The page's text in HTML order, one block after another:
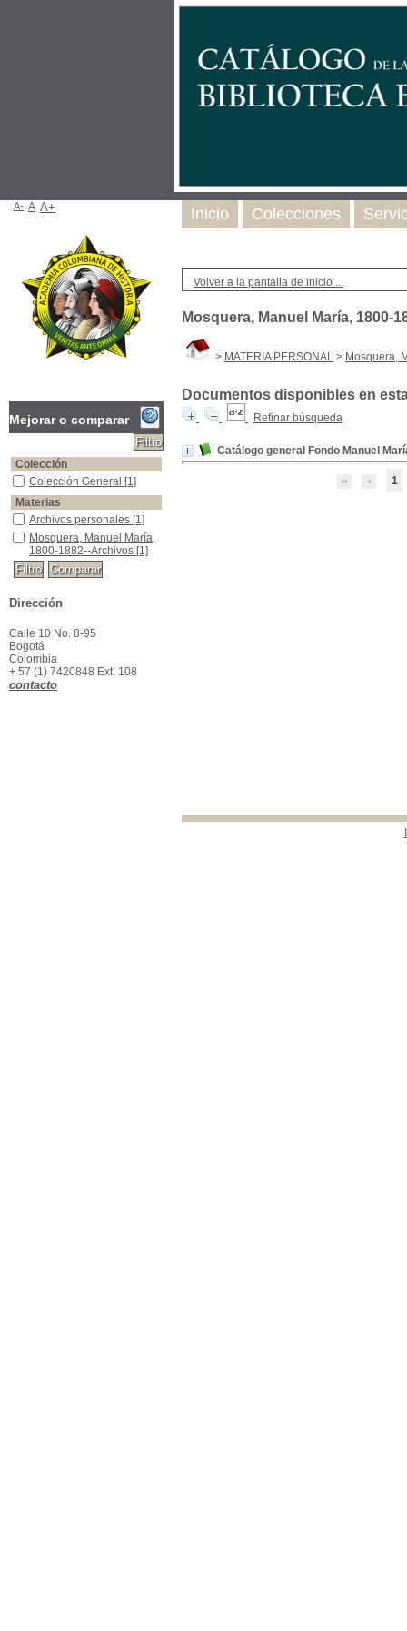
Volver a la pantalla de inicio ...
Mosquera, Manuel María, 1800-
> MATERIA PERSONAL > Mosquera,
Documentos disponibles en
Refinar búsqueda
Catálogo general Fondo Manuel
1
Inicio Colecciones
A- A A+
Mejorar o comparar
Colección
Colección General
Colección General [1]
Materias
Archivos personales
Archivos personales [1]
Mosquera, Manuel María, 1800-1882--Archivos
Mosquera, Manuel María,
1800-1882--Archivos [1]
Dirección
Calle 10 No. 8-95
Bogotá
Colombia
+ 57 (1) 7420848 Ext. 108
contacto